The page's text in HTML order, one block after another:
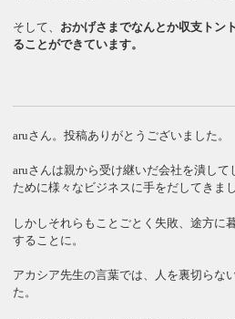
そして、 おかげさまでなんとか収支トン
ることができています。
aruさん。投稿ありがとうございました。
aruさんは親から受け継いだ会社を潰し
ために様々なビジネスに手をだしてきまし
しかしそれらもことごとく失敗、途方に
することに。
アカシア先生の言葉では、人を裏切らな
た。